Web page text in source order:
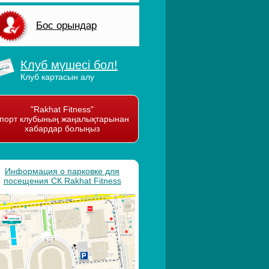
Бос орындар
Клуб мүшесі бол!
Клуб картасын алу
"Rakhat Fitness"
клубының жаңалықтарынан
хабардар болыңыз
Информация о парковке для
посещения СК Rakhat Fitness